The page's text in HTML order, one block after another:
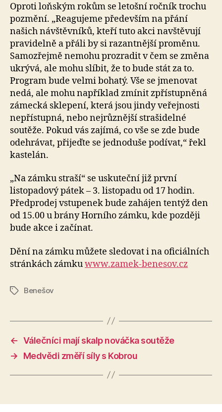
Oproti loňským rokům se letošní ročník trochu
pozmění. „Reagujeme především na přání
našich návštěvníků, kteří tuto akci navštěvují
pravidelně a přáli by si razantnější proměnu.
Samozřejmě nemohu prozradit v čem se změna
ukrývá, ale mohu slíbit, že to bude stát za to.
Program bude velmi bohatý. Vše se jmenovat
nedá, ale mohu například zmínit zpřístupněná
zámecká sklepení, která jsou jindy veřejnosti
nepřístupná, nebo nejrůznější strašidelné
soutěže. Pokud vás zajímá, co vše se zde bude
odehrávat, přijeďte se jednoduše podívat,“ řekl
kastelán.
„Na zámku straší“ se uskuteční již první
listopadový pátek – 3. listopadu od 17 hodin.
Předprodej vstupenek bude zahájen tentýž den
od 15.00 u brány Horního zámku, kde později
bude akce i začínat.
Dění na zámku můžete sledovat i na oficiálních
stránkách zámkuwww.zamek-benesov.cz
ŠtítkyBenešov
← Válečníci mají skalp nováčka soutěže
→
Medvědi změří síly s Kobrou